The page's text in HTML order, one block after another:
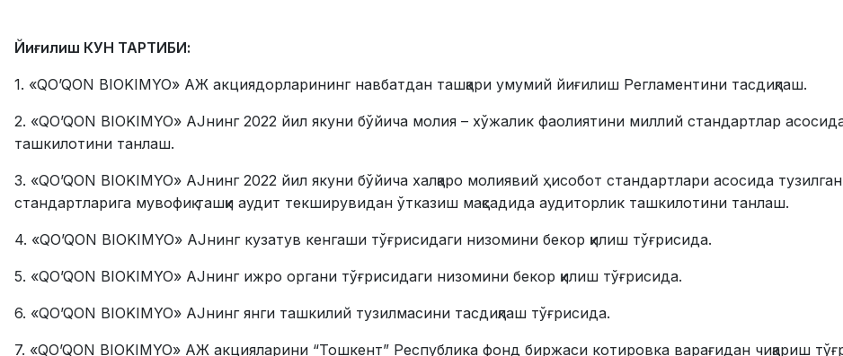
Йиғилиш КУН ТАРТИБИ:
1. «QO’QON BIOKIMYO» АЖ акциядорларининг навбатдан ташқари умумий йиғилиш Регламентини тасдиқлаш.
2. «QO’QON BIOKIMYO» AJнинг 2022 йил якуни бўйича молия – хўжалик фаолиятини миллий стандартлар
ташкилотини танлаш.
3. «QO’QON BIOKIMYO» AJнинг 2022 йил якуни бўйича халқаро молиявий ҳисобот стандартлари асосида
стандартларига мувофиқ ташқи аудит текширувидан ўтказиш мақсадида аудиторлик ташкилотини танлаш.
4. «QO’QON BIOKIMYO» AJнинг кузатув кенгаши тўғрисидаги низомини бекор қилиш тўғрисида.
5. «QO’QON BIOKIMYO» AJнинг ижро органи тўғрисидаги низомини бекор қилиш тўғрисида.
6. «QO’QON BIOKIMYO» AJнинг янги ташкилий тузилмасини тасдиқлаш тўғрисида.
7. «QO’QON BIOKIMYO» АЖ акцияларини “Тошкент” Республика фонд биржаси котировка варағидан чиқариш